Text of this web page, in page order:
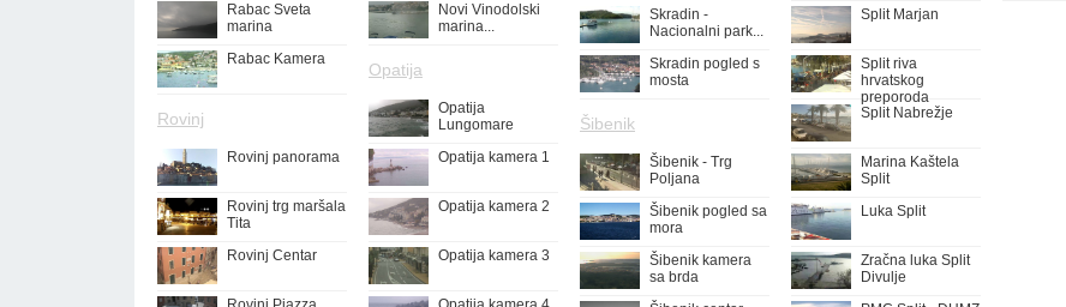
Rabac Sveta
marina
Rabac Kamera
Rovinj
Rovinj panorama
Rovinj trg maršala
Tita
Rovinj Centar
Novi Vinodolski
marina...
Opatija
Opatija
Lungomare
Opatija kamera 1
Opatija kamera 2
Opatija kamera 3
Skradin -
Nacionalni park...
Skradin pogled s
mosta
Šibenik
Šibenik - Trg
Poljana
Šibenik pogled sa
mora
Šibenik kamera
sa brda
Split Marjan
Split riva
hrvatskog
preporoda
Split Nabrežje
Marina Kaštela
Split
Luka Split
Zračna luka Split
Divulje